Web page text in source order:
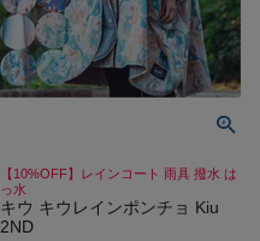
【10%OFF】レインコート 雨具 撥水 は
っ水
キウ キウレインポンチョ Kiu
2ND